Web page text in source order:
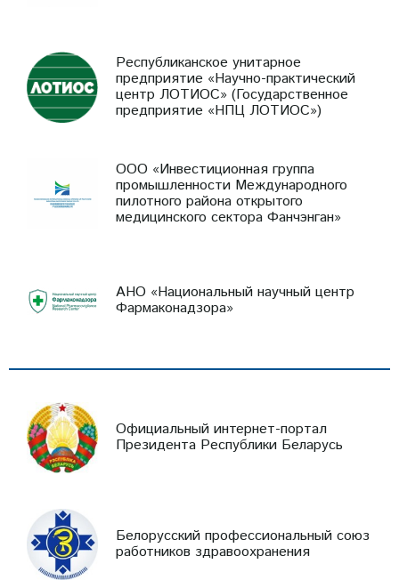
Республиканское унитарное
предприятие «Научно-практический
центр ЛОТИОС» (Государственное
предприятие «НПЦ ЛОТИОС»)
ООО «Инвестиционная группа
промышленности Международного
пилотного района открытого
медицинского сектора Фанчэнган»
АНО «Национальный научный центр
Фармаконадзора»
Официальный интернет-портал
Президента Республики Беларусь
Белорусский профессиональный союз
работников здравоохранения